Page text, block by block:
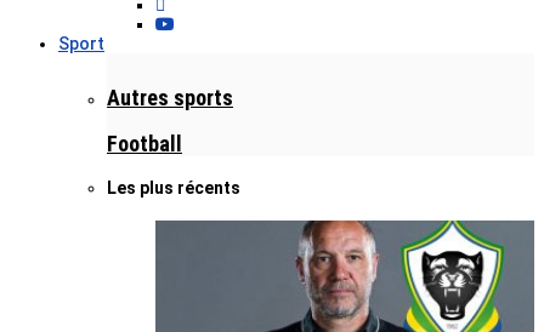
Sport
Autres sports
Football
Les plus récents